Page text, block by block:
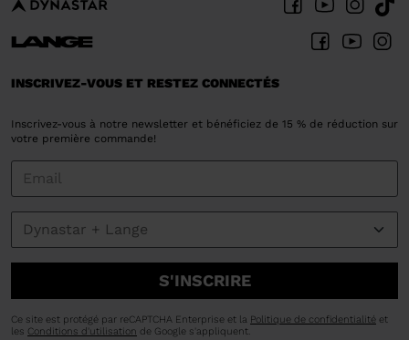
INSCRIVEZ-VOUS ET RESTEZ CONNECTÉS
Inscrivez-vous à notre newsletter et bénéficiez de 15 % de réduction sur
votre première commande!
S'INSCRIRE
Ce site est protégé par reCAPTCHA Enterprise et la Politique de confidentialité et
les Conditions d'utilisation de Google s'appliquent.